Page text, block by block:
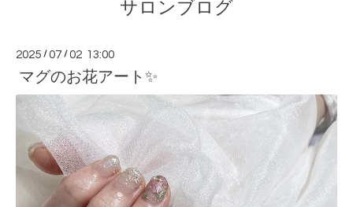
サロンブログ
2025 /07 /02 13:00
マグのお花アート✨